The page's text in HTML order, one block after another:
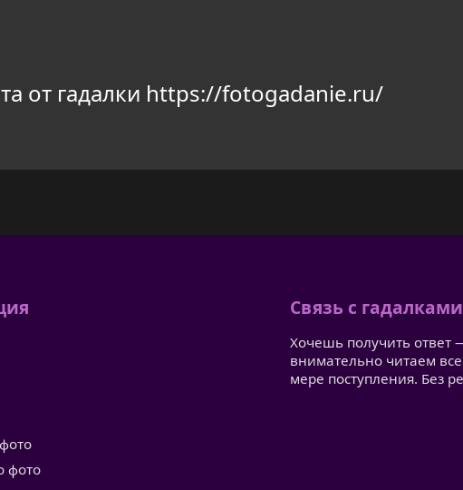
от гадалки https://fotogadanie.ru/
фото
Связь с гадалками
Хочешь получить
внимательно читаем
мере поступления. Без